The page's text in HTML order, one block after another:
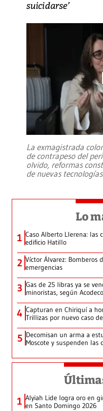
suicidarse’
La exmagistrada
de contrapeso del
olvido, reformas
de nuevas tecnologías
Lo
1 Caso Alberto Llerena: las
edificio Hatillo
2 Víctor Álvarez: Bomberos
emergencias
3 Gas de 25 libras ya se
minoristas, según Acodeco
4 Capturan en Chiriquí a
Trillizas por nuevo caso
5 Decomisan un arma a
Moscote y suspenden las
1 Alyiah Lide logra oro en
en Santo Domingo 2026